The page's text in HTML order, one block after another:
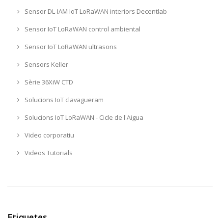
Sensor DL-IAM IoT LoRaWAN interiors Decentlab
Sensor IoT LoRaWAN control ambiental
Sensor IoT LoRaWAN ultrasons
Sensors Keller
Sèrie 36XiW CTD
Solucions IoT clavagueram
Solucions IoT LoRaWAN - Cicle de l'Aigua
Video corporatiu
Videos Tutorials